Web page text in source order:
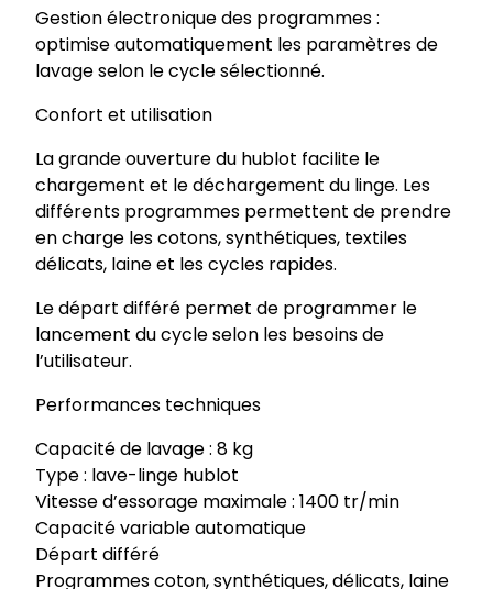
Gestion électronique des programmes :
optimise automatiquement les paramètres de
lavage selon le cycle sélectionné.
Confort et utilisation
La grande ouverture du hublot facilite le
chargement et le déchargement du linge. Les
différents programmes permettent de prendre
en charge les cotons, synthétiques, textiles
délicats, laine et les cycles rapides.
Le départ différé permet de programmer le
lancement du cycle selon les besoins de
l’utilisateur.
Performances techniques
Capacité de lavage : 8 kg
Type : lave-linge hublot
Vitesse d’essorage maximale : 1400 tr/min
Capacité variable automatique
Départ différé
Programmes coton, synthétiques, délicats, laine